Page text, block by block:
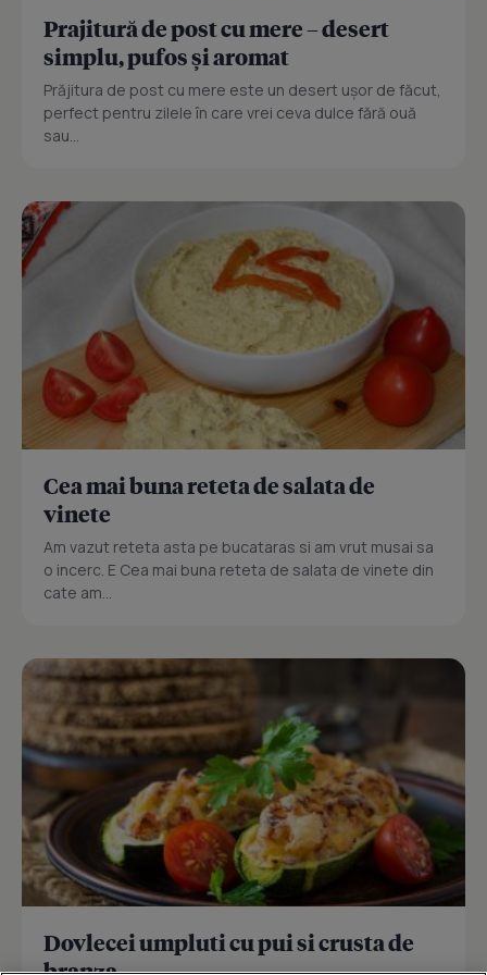
Prajitură de post cu mere – desert
simplu, pufos și aromat
Prăjitura de post cu mere este un desert ușor de făcut,
perfect pentru zilele în care vrei ceva dulce fără ouă
sau...
Cea mai buna reteta de salata de
vinete
Am vazut reteta asta pe bucataras si am vrut musai sa
o incerc. E Cea mai buna reteta de salata de vinete din
cate am...
Dovlecei umpluti cu pui si crusta de